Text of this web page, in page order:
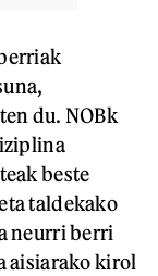
du. NOBk
beste
taldekako
neurri berri
aisiarako kirol